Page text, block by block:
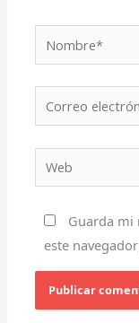
electrónico*
Guarda mi
este